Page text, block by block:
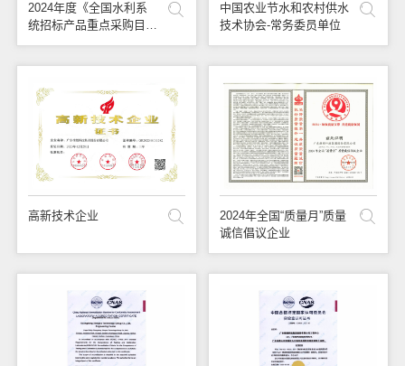
2024年度《全国水利系
统招标产品重点采购目
录》
中国农业节水和农村供水
技术协会-常务委员单位
高新技术企业
2024年全国“质量月”质量
诚信倡议企业